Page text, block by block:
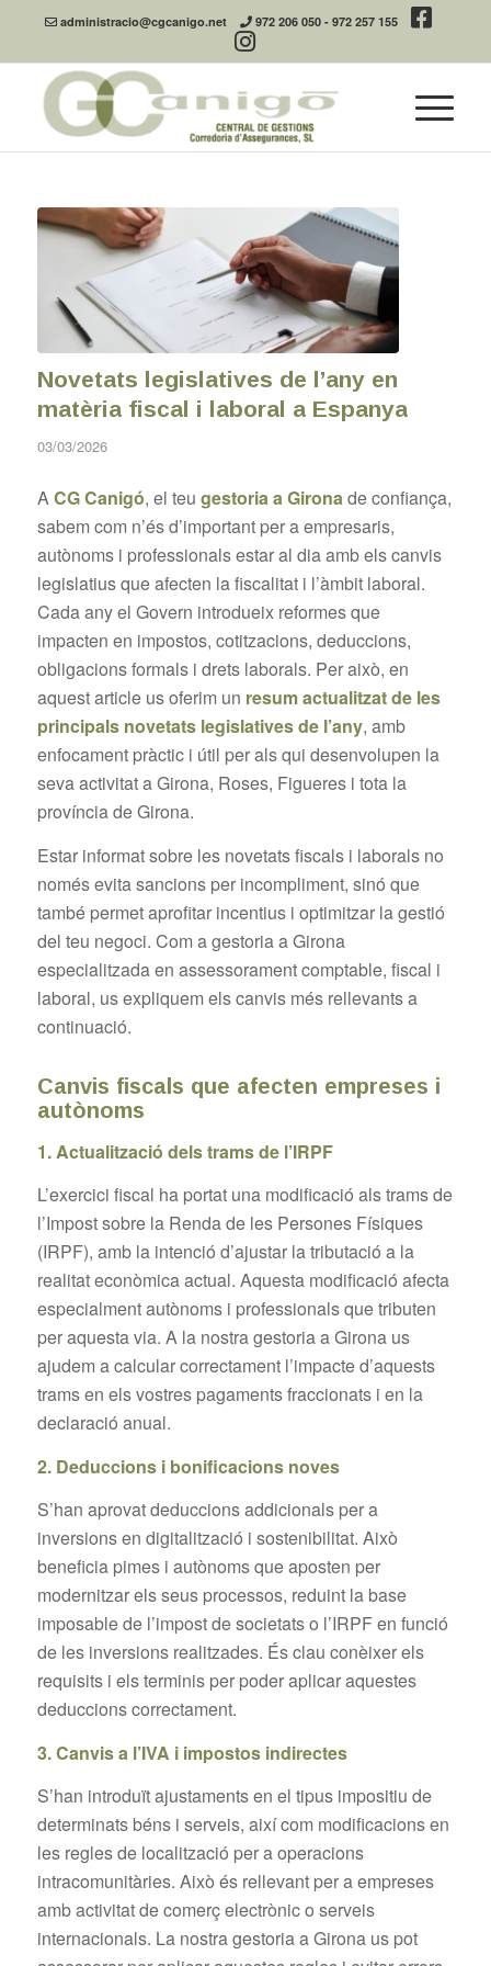
administracio@cgcanigo.net 972 206 050 -972 257 155
Novetats legislatives de l’any en
matèria fiscal i laboral a Espanya
03/03/2026
ACG Canigó, el teu gestoria a Gironade confiança,
sabem com n’és d’important per a empresaris,
autònoms i professionals estar al dia amb els canvis
legislatius que afecten la fiscalitat i l’àmbit laboral.
Cada any el Govern introdueix reformes que
impacten en impostos, cotitzacions, deduccions,
obligacions formals i drets laborals. Per això, en
aquest article us oferim un resum actualitzat de les
principals novetats legislatives de l’any, amb
enfocament pràctic i útil per als qui desenvolupen la
seva activitat a Girona, Roses, Figueres i tota la
província de Girona.
Estar informat sobre les novetats fiscals i laborals no
només evita sancions per incompliment, sinó que
també permet aprofitar incentius i optimitzar la gestió
del teu negoci. Com a gestoria a Girona
especialitzada en assessorament comptable, fiscal i
laboral, us expliquem els canvis més rellevants a
continuació.
Canvis fiscals que afecten empreses i
autònoms
1. Actualització dels trams de l’IRPF
L’exercici fiscal ha portat una modificació als trams de
l’Impost sobre la Renda de les Persones Físiques
(IRPF), amb la intenció d’ajustar la tributació a la
realitat econòmica actual. Aquesta modificació afecta
especialment autònoms i professionals que tributen
per aquesta via. A la nostra gestoria a Girona us
ajudem a calcular correctament l’impacte d’aquests
trams en els vostres pagaments fraccionats i en la
declaració anual.
2. Deduccions i bonificacions noves
S’han aprovat deduccions addicionals per a
inversions en digitalització i sostenibilitat. Això
beneficia pimes i autònoms que aposten per
modernitzar els seus processos, reduint la base
imposable de l’impost de societats o l’IRPF en funció
de les inversions realitzades. És clau conèixer els
requisits i els terminis per poder aplicar aquestes
deduccions correctament.
3. Canvis a l’IVA i impostos indirectes
S’han introduït ajustaments en el tipus impositiu de
determinats béns i serveis, així com modificacions en
les regles de localització per a operacions
intracomunitàries. Això és rellevant per a empreses
amb activitat de comerç electrònic o serveis
internacionals. La nostra gestoria a Girona us pot